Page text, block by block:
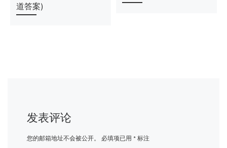
道答案)
发表评论
您的邮箱地址不会被公开。 必填项已用 *标注